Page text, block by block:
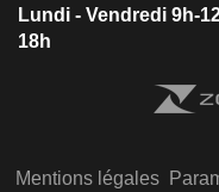
Lundi - Vendredi 9h-
18h
Mentions légales